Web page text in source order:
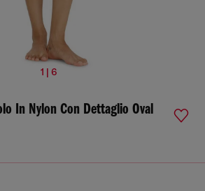
1 | 6
In Nylon Con Dettaglio Oval